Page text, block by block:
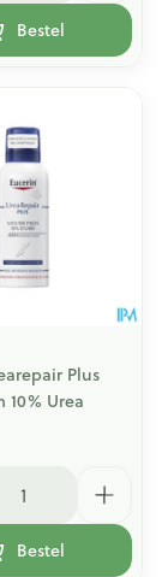
Bestel
Plus
10% Urea
Bestel